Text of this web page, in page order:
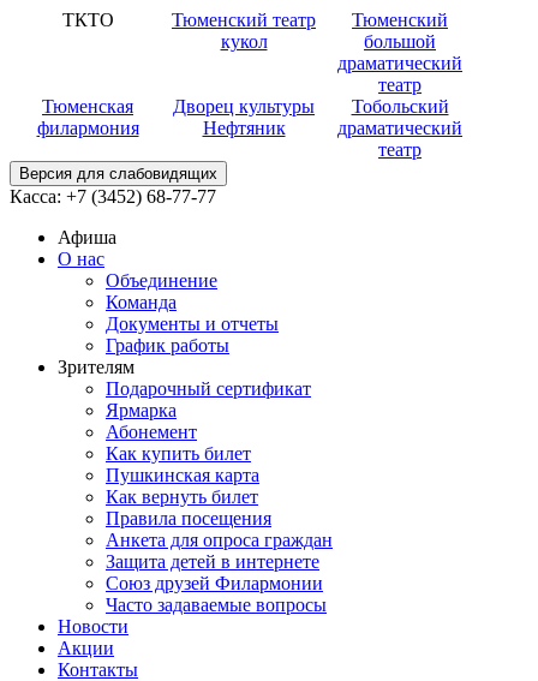
ТКТО
Тюменский театр
кукол
Тюменский
большой
драматический
театр
Тюменская
филармония
Дворец культуры
Нефтяник
Тобольский
драматический
театр
Версия для слабовидящих
Касса: +7 (3452) 68-77-77
Афиша
О нас
Объединение
Команда
Документы и отчеты
График работы
Зрителям
Подарочный сертификат
Ярмарка
Абонемент
Как купить билет
Пушкинская карта
Как вернуть билет
Правила посещения
Анкета для опроса граждан
Защита детей в интернете
Союз друзей Филармонии
Часто задаваемые вопросы
Новости
Акции
Контакты